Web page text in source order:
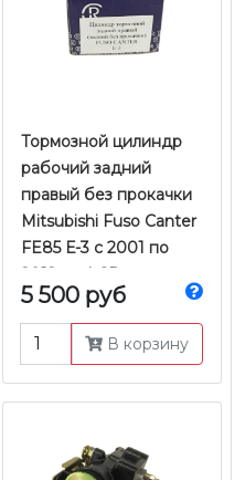
Тормозной цилиндр
рабочий задний
правый без прокачки
Mitsubishi Fuso Canter
FE85 Е-3 с 2001 по
2012 г.в. | CR
5 500 руб
В корзину